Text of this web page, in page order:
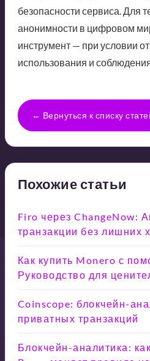
безопасности сервиса. Для
анонимности в цифровом
инструмент — при условии
использования и
← Вернуться к списку
Похожие статьи
Firo через ChangeNow:
транзакции без лишних
Как купить Monero с
Руководство для
Coinscope: блокчейн-
приватных транзакций
Блокчейн-аналитика: